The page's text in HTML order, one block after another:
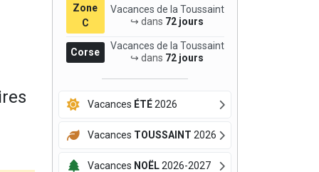
Zone
C
Vacances de la Toussaint
↪ dans 72 jours
Corse
Vacances de la Toussaint
↪ dans 72 jours
Vacances ÉTÉ2026
Vacances TOUSSAINT 2026
Vacances NOËL2026-2027